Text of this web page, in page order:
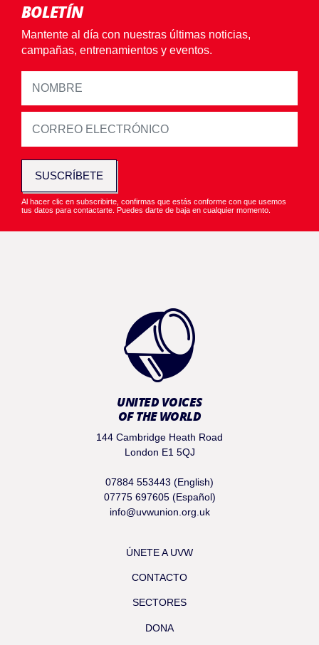
BOLETÍN
Mantente al día con nuestras últimas noticias,
campañas, entrenamientos y eventos.
SUSCRÍBETE
Al hacer clic en subscribirte, confirmas que estás conforme con que usemos
tus datos para contactarte. Puedes darte de baja en cualquier momento.
UNITED VOICES
OF THE WORLD
144 Cambridge Heath Road
London E1 5QJ
07884 553443 (English)
07775 697605 (Español)
info@uvwunion.org.uk
ÚNETE A UVW
CONTACTO
SECTORES
DONA